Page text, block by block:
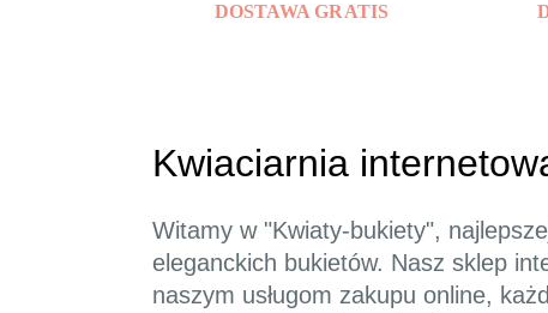
DOSTAWA GRATIS
Kwiaciarnia
Witamy w "Kwiaty-bukiety",
eleganckich bukietów. Nasz sklep
naszym usługom zakupu online,